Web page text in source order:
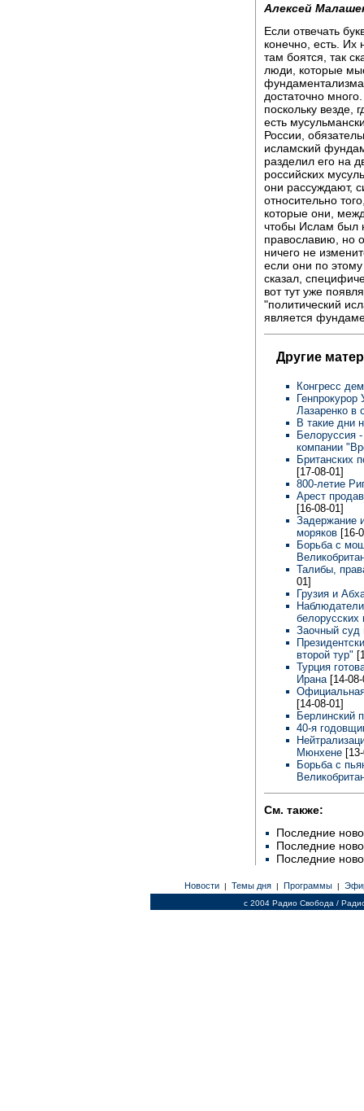
Алексей
Если отвечать
конечно, есть. Их
там боятся, так
люди, которые
фундаментализма
достаточно
поскольку везде,
есть
России,
исламский
разделил его на
российских
они рассуждают,
относительно
которые они,
чтобы Ислам был
православию, но
ничего не
если они по
сказал,
вот тут уже
"политический
является
Другие
Конгресс
Лазаренко в
В такие дни
Белоруссия
компании
Британских
[17-08-01]
800-летие
Арест
[16-08-01]
Задержание
моряков [16-
Борьба с
Талибы,
01]
Грузия и
Заочный суд
второй тур"
Турция
Ирана [14-
[14-08-01]
Берлинский
40-я
Мюнхене
Борьба с
См. также:
Последние
Последние
Последние
Новости | Темы дня | Программы |
c 2004 Радио Свобода /